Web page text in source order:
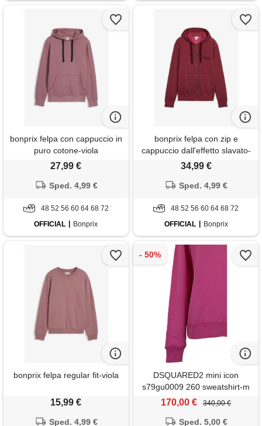
bonprix felpa con cappuccio in
puro cotone-viola
27,99 €
Sped. 4,99 €
48 52 56 60 64 68 72
OFFICIAL
Bonprix
bonprix felpa con zip e
cappuccio dall'effetto slavato-
rosso
34,99 €
Sped. 4,99 €
48 52 56 60 64 68 72
OFFICIAL
Bonprix
bonprix felpa regular fit-viola
15,99 €
Sped. 4,99 €
DSQUARED2 mini icon
s79gu0009 260 sweatshirt-m
170,00 € 340,00 €
Sped. 5,00 €